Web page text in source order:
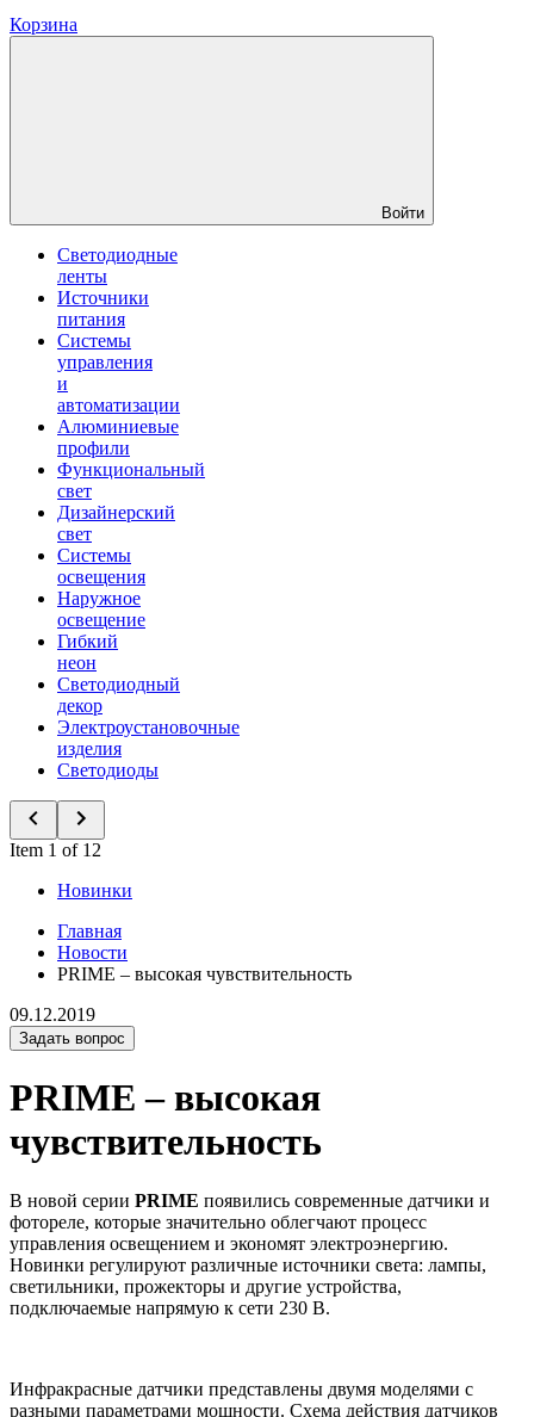
Корзина
Войти
Светодиодные
ленты
Источники
питания
Системы
управления
и
автоматизации
Алюминиевые
профили
Функциональный
свет
Дизайнерский
свет
Системы
освещения
Наружное
освещение
Гибкий
неон
Светодиодный
декор
Электроустановочные
изделия
Светодиоды
Item 1 of 12
Новинки
Главная
Новости
PRIME – высокая чувствительность
09.12.2019
Задать вопрос
PRIME – высокая
чувствительность
В новой серии PRIME появились современные датчики и
фотореле, которые значительно облегчают процесс
управления освещением и экономят электроэнергию.
Новинки регулируют различные источники света: лампы,
светильники, прожекторы и другие устройства,
подключаемые напрямую к сети 230 В.
Инфракрасные датчики представлены двумя моделями с
разными параметрами мощности. Схема действия датчиков